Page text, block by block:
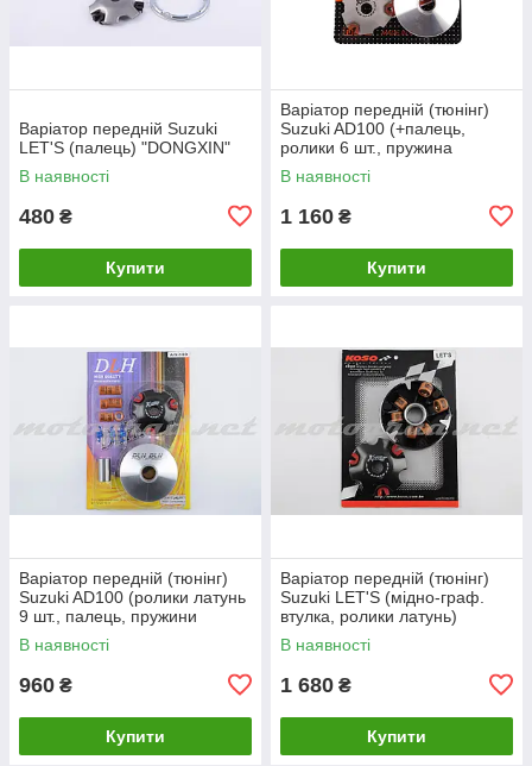
Варіатор передній Suzuki
LET'S (палець) "DONGXIN"
В наявності
480 ₴
Купити
Варіатор передній (тюнінг)
Suzuki AD100 (+палець,
ролики 6 шт., пружина
торкдрайвера) "DLH"
В наявності
1 160 ₴
Купити
Варіатор передній (тюнінг)
Suzuki AD100 (ролики латунь
9 шт., палець, пружини
зчеплення) "DLH"
В наявності
960 ₴
Купити
Варіатор передній (тюнінг)
Suzuki LET'S (мідно-граф.
втулка, ролики латунь)
"KOSO"
В наявності
1 680 ₴
Купити